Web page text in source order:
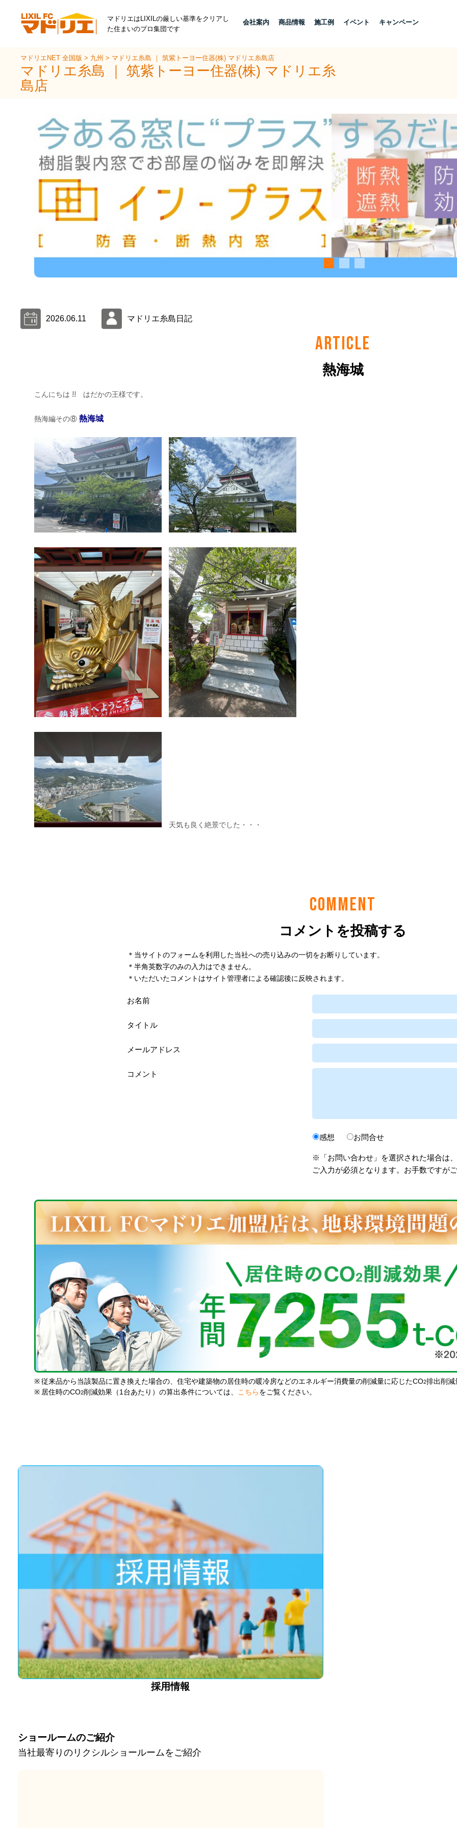
マドリエはLIXILの厳しい基準をクリアし
た住まいのプロ集団です
会社案内 商品情報 施工例 イベント キャンペーン
マドリエNET 全国版> 九州> マドリエ糸島 ｜ 筑紫トーヨー住器(株) マドリエ糸島店
マドリエ糸島 ｜ 筑紫トーヨー住器(株) マドリエ糸
島店
2026.06.11 マドリエ糸島日記
ARTICLE
熱海城
COMMENT
コメントを投稿する
＊当サイトのフォームを利用した当社への売り込みの一切をお断りしています。
＊半角英数字のみの入力はできません。
＊いただいたコメントはサイト管理者による確認後に反映されます。
お名前
タイトル
メールアドレス
コメント
感想 お問合せ
※「お問い合わせ」を選択された場合は
ご入力が必須となります。お手数ですが
※ 従来品から当該製品に置き換えた場合の、住宅や建築物の居住時の暖冷房などのエネルギー消費量の削減量に応じたCO2排出削減
※ 居住時のCO2削減効果（1台あたり）の算出条件については、 こちら をご覧ください。
採用情報
ショールームのご紹介
当社最寄りのリクシルショールームをご紹介